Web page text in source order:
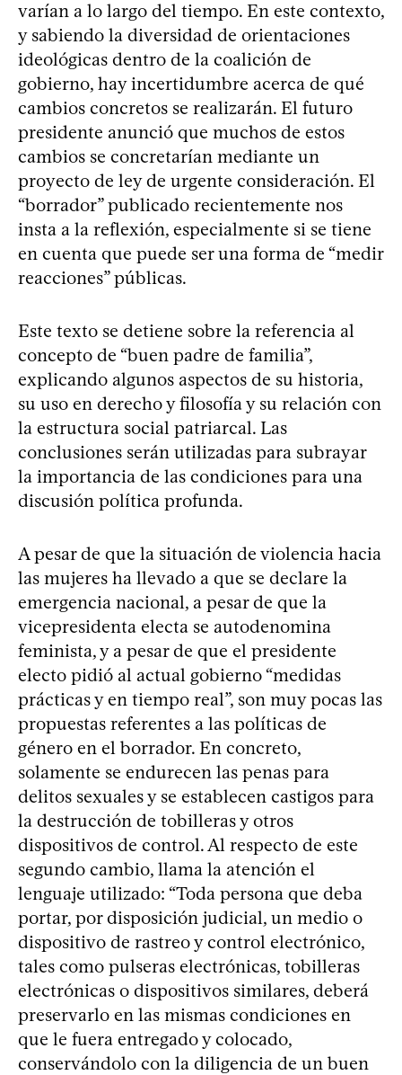
varían a lo largo del tiempo. En este contexto,
y sabiendo la diversidad de orientaciones
ideológicas dentro de la coalición de
gobierno, hay incertidumbre acerca de qué
cambios concretos se realizarán. El futuro
presidente anunció que muchos de estos
cambios se concretarían mediante un
proyecto de ley de urgente consideración. El
“borrador” publicado recientemente nos
insta a la reflexión, especialmente si se tiene
en cuenta que puede ser una forma de “medir
reacciones” públicas.
Este texto se detiene sobre la referencia al
concepto de “buen padre de familia”,
explicando algunos aspectos de su historia,
su uso en derecho y filosofía y su relación con
la estructura social patriarcal. Las
conclusiones serán utilizadas para subrayar
la importancia de las condiciones para una
discusión política profunda.
A pesar de que la situación de violencia hacia
las mujeres ha llevado a que se declare la
emergencia nacional, a pesar de que la
vicepresidenta electa se autodenomina
feminista, y a pesar de que el presidente
electo pidió al actual gobierno “medidas
prácticas y en tiempo real”, son muy pocas las
propuestas referentes a las políticas de
género en el borrador. En concreto,
solamente se endurecen las penas para
delitos sexuales y se establecen castigos para
la destrucción de tobilleras y otros
dispositivos de control. Al respecto de este
segundo cambio, llama la atención el
lenguaje utilizado: “Toda persona que deba
portar, por disposición judicial, un medio o
dispositivo de rastreo y control electrónico,
tales como pulseras electrónicas, tobilleras
electrónicas o dispositivos similares, deberá
preservarlo en las mismas condiciones en
que le fuera entregado y colocado,
conservándolo con la diligencia de un buen